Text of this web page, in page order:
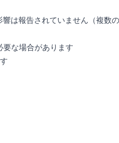
は報告されていません（複数
要な場合があります